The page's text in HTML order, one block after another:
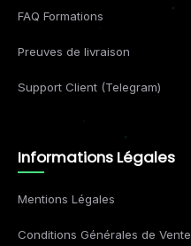
FAQ Formations
Preuves de livraison
Support Client (Telegram)
Informations Légales
Mentions Légales
Conditions Générales de Vente